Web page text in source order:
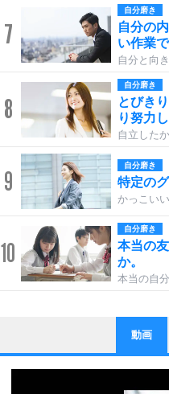
7
自分磨き
自分の
い作業で
自分と向
8
自分磨き
とびき
り努力
自立した
9
自分磨き
特定の
かっこい
10
自分磨き
本当の
か。
本当の自
1
ストレス対策
他人と
いっそ
いらいら
動画